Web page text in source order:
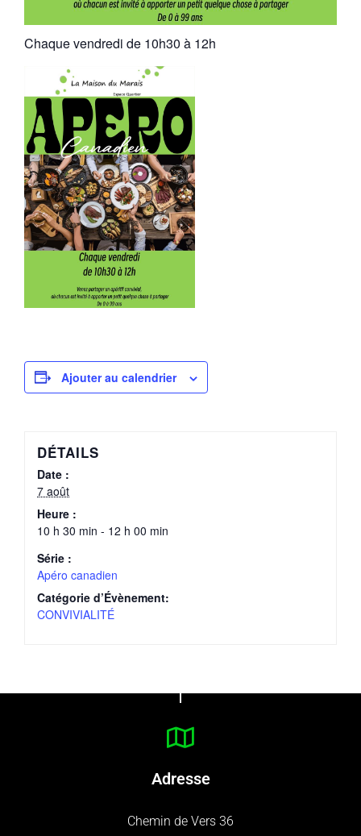
Chaque vendredi de 10h30 à 12h
Ajouter au calendrier
DÉTAILS
Date :
7 août
Heure :
10 h 30 min - 12 h 00 min
Série :
Apéro canadien
Catégorie d’Évènement:
CONVIVIALITÉ
Adresse
Chemin de Vers 36